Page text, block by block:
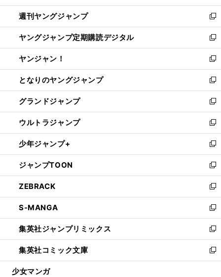
開
く
ウ
で
開
く
ン
ド
ウ
で
開
く
ウ
ィ
ン
ド
ウ
で
開
く
週刊ヤングジャンプ
新
し
い
ウ
ィ
ン
ド
ウ
で
開
く
ヤングジャンプ定期購読デジタル
新
し
い
ウ
ィ
ン
ド
ウ
で
開
く
ヤンジャン！
新
し
い
ウ
ィ
ン
ド
ウ
で
開
く
となりのヤングジャンプ
新
し
い
ウ
ィ
ン
ド
ウ
で
開
く
グランドジャンプ
新
し
い
ウ
ィ
ン
ド
ウ
で
開
く
ウルトラジャンプ
新
し
い
ウ
ィ
ン
ド
ウ
で
開
く
少年ジャンプ+
新
し
い
ウ
ィ
ン
ド
ウ
で
開
く
ジャンプTOON
新
し
い
ウ
ィ
ン
ド
ウ
で
開
ZEBRACK
新
し
い
ウ
ィ
ン
ド
ウ
S-MANGA
新
し
い
ウ
ィ
ン
集英社ジャンプリミックス
新
し
い
ウ
集英社コミック文庫
新
し
少女マンガ